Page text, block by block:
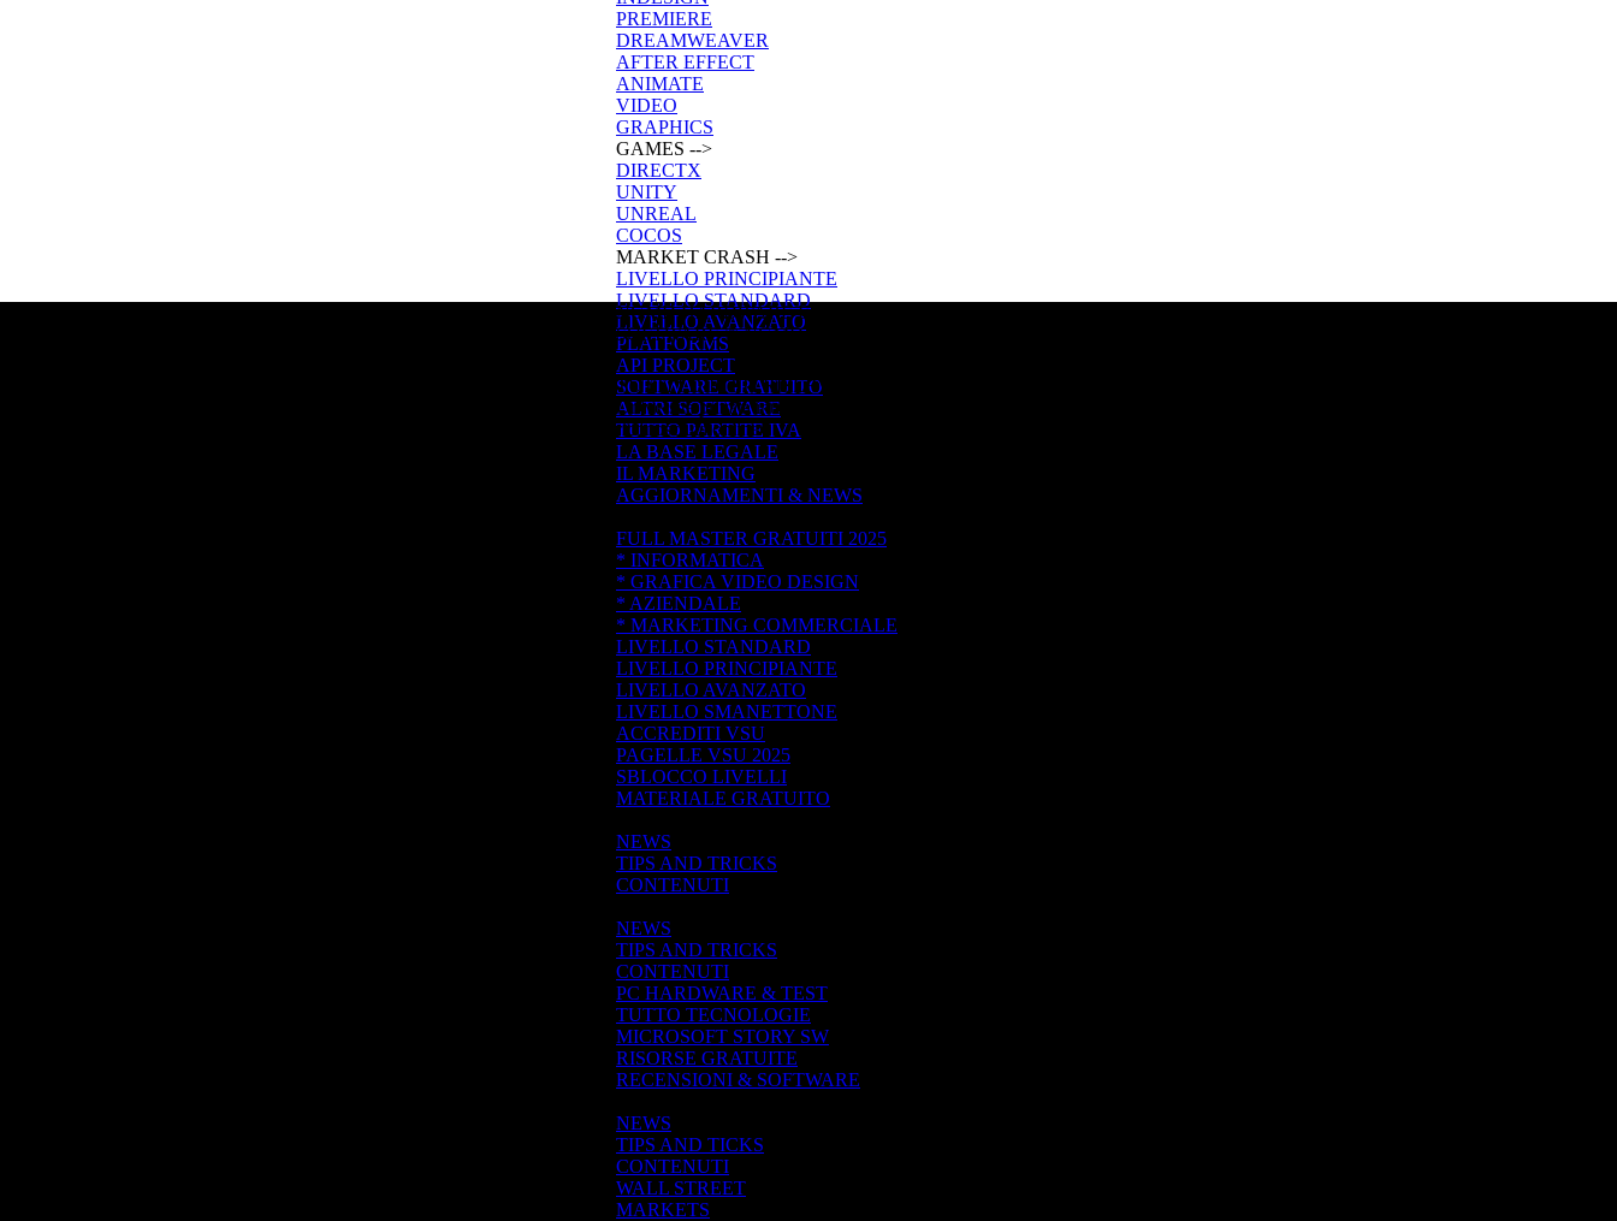
PREMIERE
DREAMWEAVER
AFTER EFFECT
ANIMATE
VIDEO
GRAPHICS
GAMES -->
DIRECTX
UNITY
UNREAL
COCOS
MARKET CRASH -->
LIVELLO PRINCIPIANTE
LIVELLO STANDARD
LIVELLO AVANZATO
PLATFORMS
API PROJECT
SOFTWARE GRATUITO
ALTRI SOFTWARE
TUTTO PARTITE IVA
LA BASE LEGALE
IL MARKETING
AGGIORNAMENTI & NEWS
FULL MASTER GRATUITI 2025
* INFORMATICA
* GRAFICA VIDEO DESIGN
* AZIENDALE
* MARKETING COMMERCIALE
LIVELLO STANDARD
LIVELLO PRINCIPIANTE
LIVELLO AVANZATO
LIVELLO SMANETTONE
ACCREDITI VSU
PAGELLE VSU 2025
SBLOCCO LIVELLI
MATERIALE GRATUITO
NEWS
TIPS AND TRICKS
CONTENUTI
NEWS
TIPS AND TRICKS
CONTENUTI
PC HARDWARE & TEST
TUTTO TECNOLOGIE
MICROSOFT STORY SW
RISORSE GRATUITE
RECENSIONI & SOFTWARE
NEWS
TIPS AND TICKS
CONTENUTI
WALL STREET
MARKETS
NGMD HARDWARE ELECTRONICS &
SOFTWARE © NGMD+
TUTTI I DIRITTI RISERVATI ©
Università privata integrata in NETWORK non
riconosciuta online